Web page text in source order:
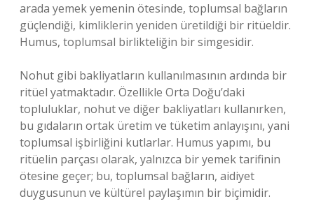
arada yemek yemenin ötesinde, toplumsal bağların
güçlendiği, kimliklerin yeniden üretildiği bir ritüeldir.
Humus, toplumsal birlikteliğin bir simgesidir.
Nohut gibi bakliyatların kullanılmasının ardında bir
ritüel yatmaktadır. Özellikle Orta Doğu’daki
topluluklar, nohut ve diğer bakliyatları kullanırken,
bu gıdaların ortak üretim ve tüketim anlayışını, yani
toplumsal işbirliğini kutlarlar. Humus yapımı, bu
ritüelin parçası olarak, yalnızca bir yemek tarifinin
ötesine geçer; bu, toplumsal bağların, aidiyet
duygusunun ve kültürel paylaşımın bir biçimidir.